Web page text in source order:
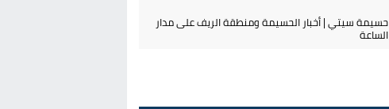
حسيمة سيتي | أخبار الحسيمة ومنطقة الريف على مدار
الساعة